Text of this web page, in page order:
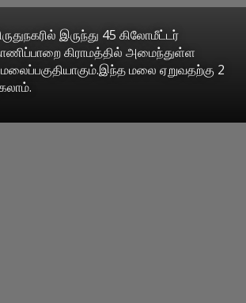
இருந்து 45 கிலோமீட்டர்
கிராமத்தில் அமைந்துள்ள
மலை ஏறுவதற்கு 2